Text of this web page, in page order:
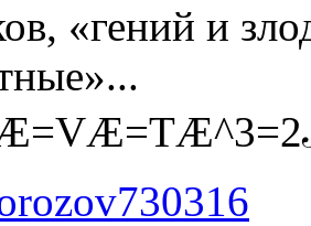
«гений и